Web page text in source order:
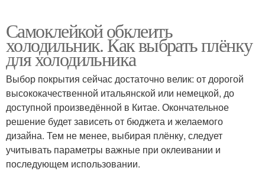
Самоклейкой обклеить
холодильник. Как выбрать плёнку
для холодильника
Выбор покрытия сейчас достаточно велик: от дорогой
высококачественной итальянской или немецкой, до
доступной произведённой в Китае. Окончательное
решение будет зависеть от бюджета и желаемого
дизайна. Тем не менее, выбирая плёнку, следует
учитывать параметры важные при оклеивании и
последующем использовании.